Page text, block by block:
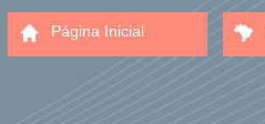
Página Inicial